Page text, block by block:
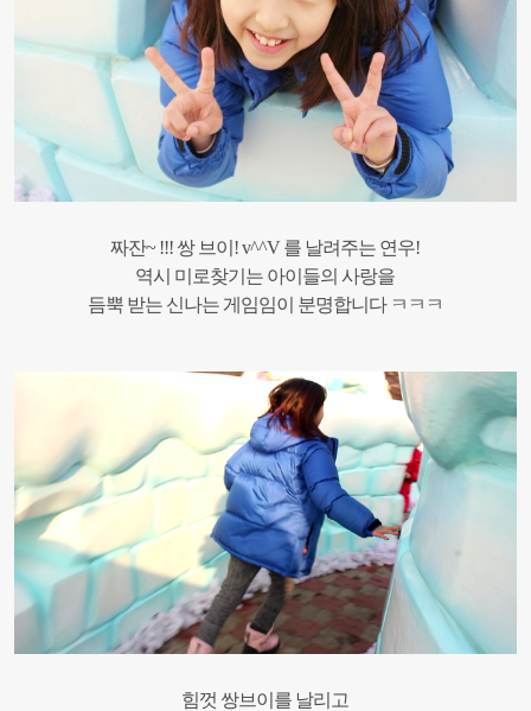
짜잔~ !!! 쌍 브이! v^^V 를 날려주는 연우!
역시 미로찾기는 아이들의 사랑을
듬뿍 받는 신나는 게임임이 분명합니다 ㅋㅋㅋ
힘껏 쌍브이를 날리고